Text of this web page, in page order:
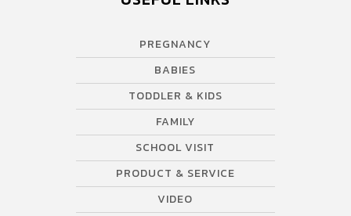
PREGNANCY
BABIES
TODDLER & KIDS
FAMILY
SCHOOL VISIT
PRODUCT & SERVICE
VIDEO